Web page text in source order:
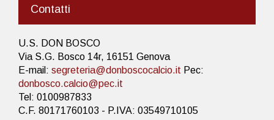
Contatti
U.S. DON BOSCO
Via S.G. Bosco 14r, 16151 Genova
E-mail: segreteria@donboscocalcio.it Pec:
donbosco.calcio@pec.it
Tel: 0100987833
C.F. 80171760103 - P.IVA: 03549710105